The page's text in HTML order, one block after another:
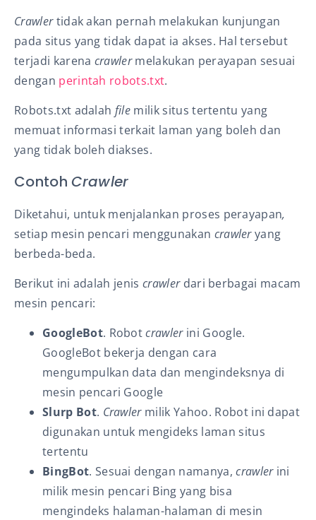
Crawlertidak akan pernah melakukan kunjungan
pada situs yang tidak dapat ia akses. Hal tersebut
terjadi karena crawlermelakukan perayapan sesuai
dengan perintah robots.txt.
Robots.txt adalah file milik situs tertentu yang
memuat informasi terkait laman yang boleh dan
yang tidak boleh diakses.
ContohCrawler
Diketahui, untuk menjalankan proses perayapan,
setiap mesin pencari menggunakan crawleryang
berbeda-beda.
Berikut ini adalah jenis crawlerdari berbagai macam
mesin pencari:
GoogleBot. Robotcrawler ini Google.
GoogleBot bekerja dengan cara
mengumpulkan data dan mengindeksnya di
mesin pencari Google
Slurp Bot. Crawlermilik Yahoo. Robot ini dapat
digunakan untuk mengideks laman situs
tertentu
BingBot. Sesuai dengan namanya,crawlerini
milik mesin pencari Bing yang bisa
mengindeks halaman-halaman di mesin